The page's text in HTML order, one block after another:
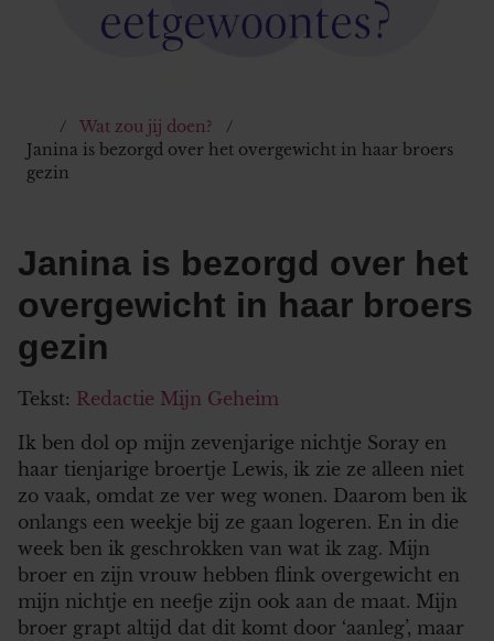
Wat zou jij doen?
Janina is bezorgd over het overgewicht in haar broers
gezin
Janina is bezorgd over het
overgewicht in haar broers
gezin
Tekst: Redactie Mijn Geheim
Ik ben dol op mijn zevenjarige nichtje Soray en
haar tienjarige broertje Lewis, ik zie ze alleen niet
zo vaak, omdat ze ver weg wonen. Daarom ben ik
onlangs een weekje bij ze gaan logeren. En in die
week ben ik geschrokken van wat ik zag. Mijn
broer en zijn vrouw hebben flink overgewicht en
mijn nichtje en neefje zijn ook aan de maat. Mijn
broer grapt altijd dat dit komt door ‘aanleg’, maar